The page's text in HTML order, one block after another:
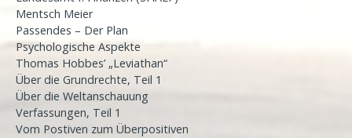
Mentsch Meier
Passendes – Der Plan
Psychologische Aspekte
Thomas Hobbes’ „Leviathan“
Über die Grundrechte, Teil 1
Über die Weltanschauung
Verfassungen, Teil 1
Vom Postiven zum Überpositiven